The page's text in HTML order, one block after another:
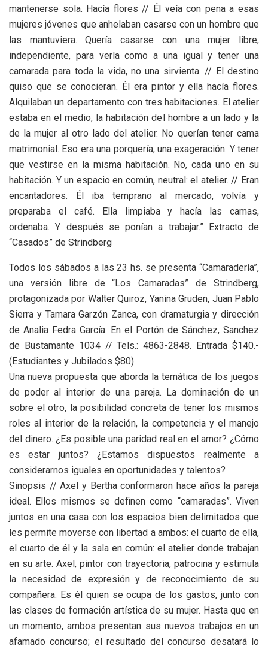
mantenerse sola. Hacía flores // Él veía con pena a esas
mujeres jóvenes que anhelaban casarse con un hombre que
las mantuviera. Quería casarse con una mujer libre,
independiente, para verla como a una igual y tener una
camarada para toda la vida, no una sirvienta. // El destino
quiso que se conocieran. Él era pintor y ella hacía flores.
Alquilaban un departamento con tres habitaciones. El atelier
estaba en el medio, la habitación del hombre a un lado y la
de la mujer al otro lado del atelier. No querían tener cama
matrimonial. Eso era una porquería, una exageración. Y tener
que vestirse en la misma habitación. No, cada uno en su
habitación. Y un espacio en común, neutral: el atelier. // Eran
encantadores. Él iba temprano al mercado, volvía y
preparaba el café. Ella limpiaba y hacía las camas,
ordenaba. Y después se ponían a trabajar.” Extracto de
“Casados” de Strindberg
Todos los sábados a las 23 hs. se presenta “Camaradería”,
una versión libre de “Los Camaradas” de Strindberg,
protagonizada por Walter Quiroz, Yanina Gruden, Juan Pablo
Sierra y Tamara Garzón Zanca, con dramaturgia y dirección
de Analia Fedra García. En el Portón de Sánchez, Sanchez
de Bustamante 1034 // Tels.: 4863-2848. Entrada $140.-
(Estudiantes y Jubilados $80)
Una nueva propuesta que aborda la temática de los juegos
de poder al interior de una pareja. La dominación de un
sobre el otro, la posibilidad concreta de tener los mismos
roles al interior de la relación, la competencia y el manejo
del dinero. ¿Es posible una paridad real en el amor? ¿Cómo
es estar juntos? ¿Estamos dispuestos realmente a
considerarnos iguales en oportunidades y talentos?
Sinopsis // Axel y Bertha conformaron hace años la pareja
ideal. Ellos mismos se definen como “camaradas”. Viven
juntos en una casa con los espacios bien delimitados que
les permite moverse con libertad a ambos: el cuarto de ella,
el cuarto de él y la sala en común: el atelier donde trabajan
en su arte. Axel, pintor con trayectoria, patrocina y estimula
la necesidad de expresión y de reconocimiento de su
compañera. Es él quien se ocupa de los gastos, junto con
las clases de formación artística de su mujer. Hasta que en
un momento, ambos presentan sus nuevos trabajos en un
afamado concurso; el resultado del concurso desatará lo